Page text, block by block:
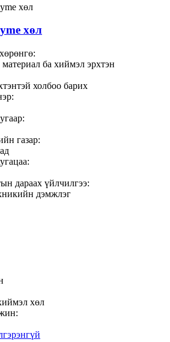
хөл
ба хиймэл эрхтэн
холбоо барих
газар:
дараах үйлчилгээ:
дэмжлэг
хөл